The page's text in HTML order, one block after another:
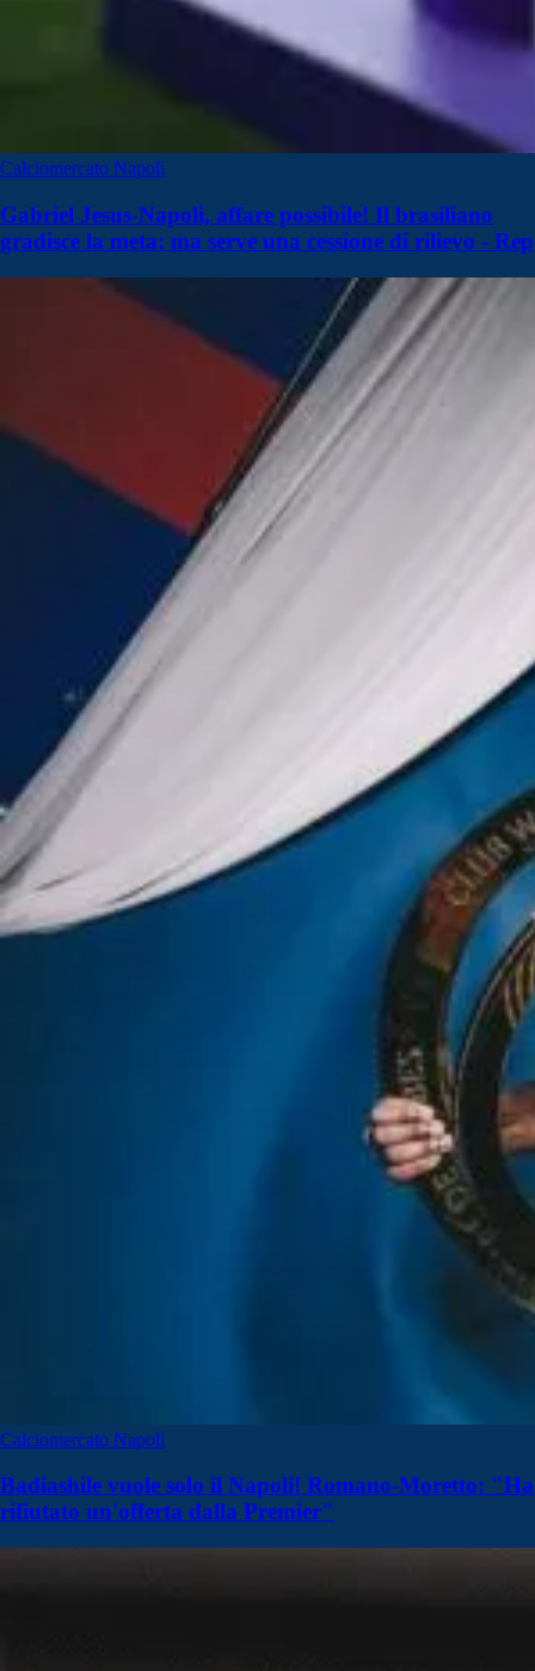
Calciomercato Napoli
Gabriel Jesus-Napoli, affare possibile! Il brasiliano
gradisce la meta: ma serve una cessione di rilievo - Rep
Calciomercato Napoli
Badiashile vuole solo il Napoli! Romano-Moretto: "Ha
rifiutato un'offerta dalla Premier"